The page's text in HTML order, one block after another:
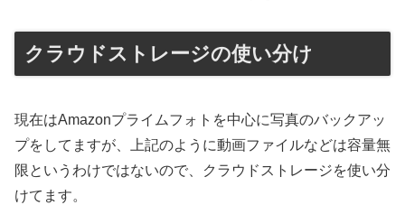
クラウドストレージの使い分け
現在はAmazonプライムフォトを中心に写真のバックアッ
プをしてますが、上記のように動画ファイルなどは容量無
限というわけではないので、クラウドストレージを使い分
けてます。